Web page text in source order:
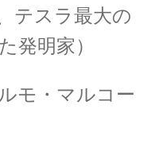
ツ人｜シュヴァルツシルト
クロプス）と呼ば
テスラ最大の
発明家）
モ・マルコー